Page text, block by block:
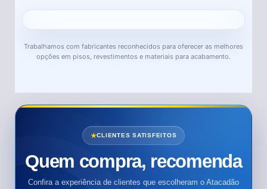
Trabalhamos com fabricantes reconhecidos para oferecer as melhores
opções em pisos, revestimentos e materiais para acabamento.
CLIENTES SATISFEITOS
Quem compra, recomenda
Confira a experiência de clientes que escolheram o Atacadão